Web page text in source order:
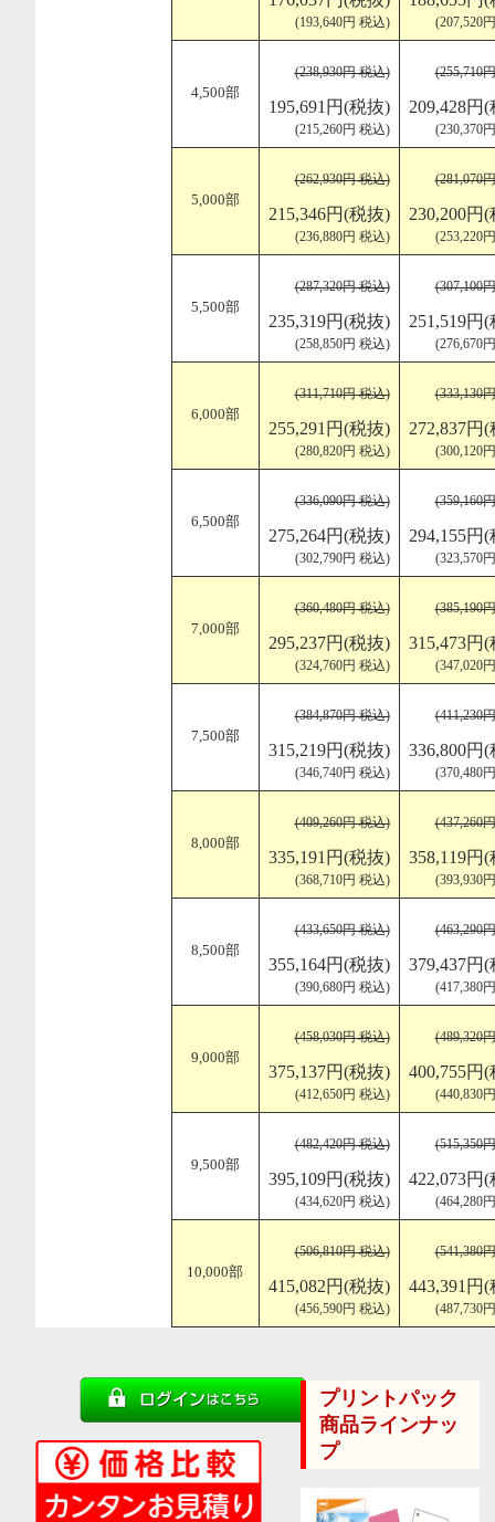
(193,640円 税込) (207,520
4,500部
(238,930円 税込)
195,691円(税抜)
(215,260円 税込)
(255,710
209,428円(
(230,370
5,000部
(262,930円 税込)
215,346円(税抜)
(236,880円 税込)
(281,070
230,200円(
(253,220
5,500部
(287,320円 税込)
235,319円(税抜)
(258,850円 税込)
(307,100
251,519円(
(276,670
6,000部
(311,710円 税込)
255,291円(税抜)
(280,820円 税込)
(333,130
272,837円(
(300,120
6,500部
(336,090円 税込)
275,264円(税抜)
(302,790円 税込)
(359,160
294,155円(
(323,570
7,000部
(360,480円 税込)
295,237円(税抜)
(324,760円 税込)
(385,190
315,473円(
(347,020
7,500部
(384,870円 税込)
315,219円(税抜)
(346,740円 税込)
(411,230
336,800円(
(370,480
8,000部
(409,260円 税込)
335,191円(税抜)
(368,710円 税込)
(437,260
358,119円(
(393,930
8,500部
(433,650円 税込)
355,164円(税抜)
(390,680円 税込)
(463,290
379,437円(
(417,380
9,000部
(458,030円 税込)
375,137円(税抜)
(412,650円 税込)
(489,320
400,755円(
(440,830
9,500部
(482,420円 税込)
395,109円(税抜)
(434,620円 税込)
(515,350
422,073円(
(464,280
10,000部
(506,810円 税込)
415,082円(税抜)
(456,590円 税込)
(541,380
443,391円(
(487,730
プリントパック
商品ラインナッ
プ